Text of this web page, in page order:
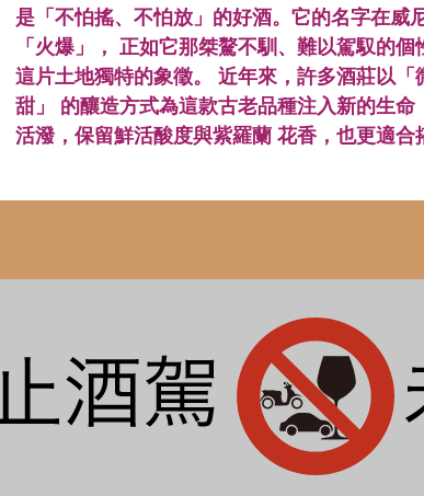
是「不怕搖、不怕放」的好酒。它的名字在威
「火爆」， 正如它那桀驁不馴、難以駕馭的
這片土地獨特的象徵。 近年來，許多酒莊以「
甜」 的釀造方式為這款古老品種注入新的生命
活潑，保留鮮活酸度與紫羅蘭 花香，也更適合